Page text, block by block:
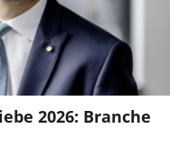
2026: Branche